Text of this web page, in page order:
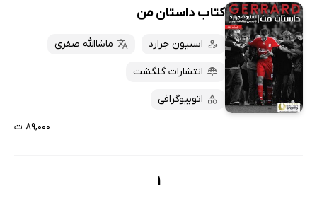
کتاب داستان من
استیون جرارد ماشاالله صفری
انتشارات گلگشت
اتوبیوگرافی
۸۹,۰۰۰ ت
1